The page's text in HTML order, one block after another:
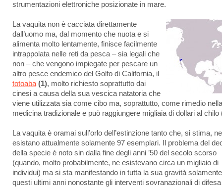
strumentazioni elettroniche posizionate in mare.
La vaquita non è cacciata direttamente
dall’uomo ma, dal momento che nuota e si
alimenta molto lentamente, finisce facilmente
intrappolata nelle reti da pesca – sia legali che
non – che vengono impiegate per pescare un
altro pesce endemico del Golfo di California, il
totoaba (1), molto richiesto soprattutto dai
cinesi a causa della sua vescica natatoria che
viene utilizzata sia come cibo ma, soprattutto, come rimedio nella
medicina tradizionale e può raggiungere migliaia di dollari al chilo
La vaquita è oramai sull’orlo dell’estinzione tanto che, si stima, ne
esistano attualmente solamente 97 esemplari. Il problema del
della specie è noto sin dalla fine degli anni ’50 del secolo scorso
(quando, molto probabilmente, ne esistevano circa un migliaio di
individui) ma si sta manifestando in tutta la sua gravità
questi ultimi anni nonostante gli interventi sovranazionali di